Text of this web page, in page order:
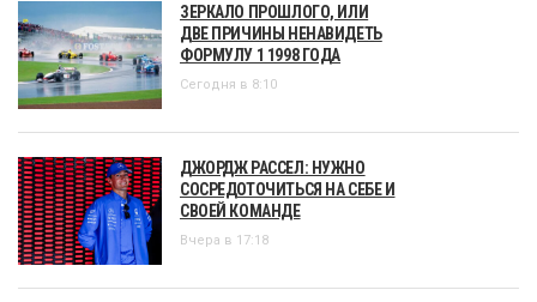
ЗЕРКАЛО ПРОШЛОГО, ИЛИ
ДВЕ ПРИЧИНЫ НЕНАВИДЕТЬ
ФОРМУЛУ 1 1998 ГОДА
Сегодня в 8:10
ДЖОРДЖ РАССЕЛ: НУЖНО
СОСРЕДОТОЧИТЬСЯ НА СЕБЕ И
СВОЕЙ КОМАНДЕ
Вчера в 17:18